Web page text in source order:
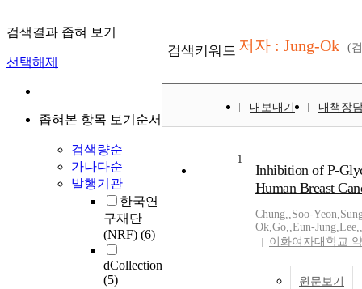
검색결과 좁혀 보기
선택해제
좁혀본 항목 보기순서
검색량순
가나다순
발행기관
한국연
구재단
(NRF) (6)
dCollection
(5)
검색키워드 저자 : Jung-Ok (
내보내기 내책장
1
Inhibition of P-
Human Breast
Chung,,Soo-Yeon,
Ok,Go,,Eun-Jung,Lee,,
이화여자대학교
원문보기